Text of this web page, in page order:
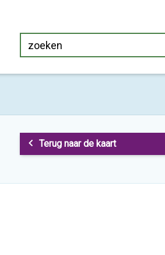
Terug naar de kaart